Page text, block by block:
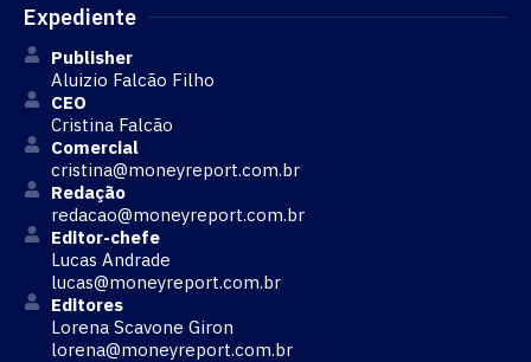
Expediente
Publisher
Aluizio Falcão Filho
CEO
Cristina Falcão
Comercial
cristina@moneyreport.com.br
Redação
redacao@moneyreport.com.br
Editor-chefe
Lucas Andrade
lucas@moneyreport.com.br
Editores
Lorena Scavone Giron
lorena@moneyreport.com.br